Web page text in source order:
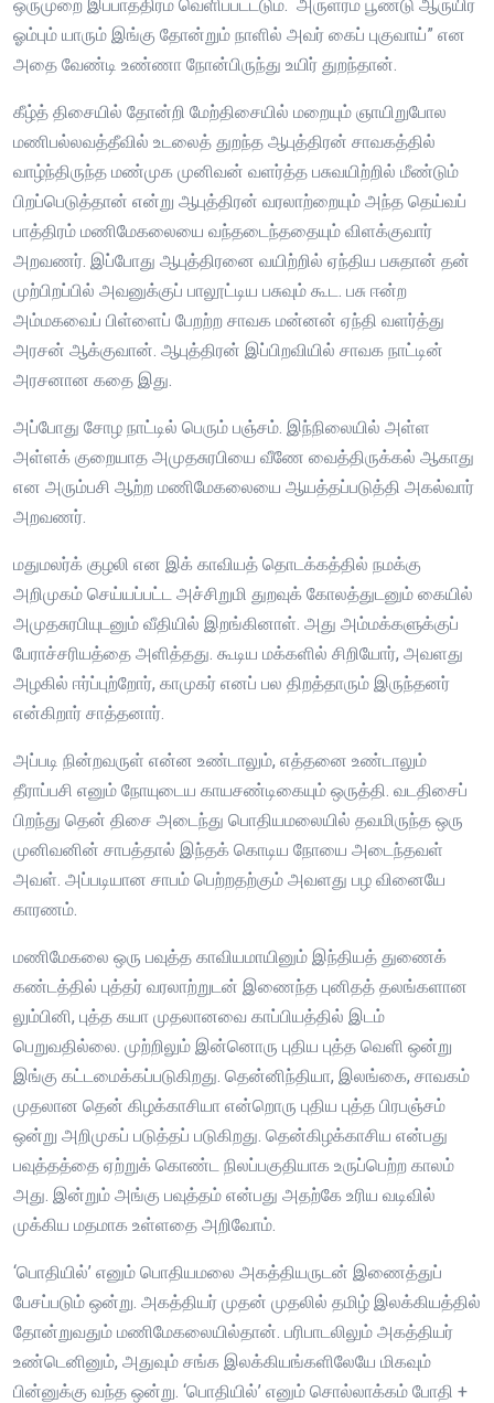
ஒருமுறை இப்பாத்திரம் வெளிப்படட்டும். அருளரம் பூண்டு ஆருயிர்
ஓம்பும் யாரும் இங்கு தோன்றும் நாளில் அவர் கைப் புகுவாய்” என
அதை வேண்டி உண்ணா நோன்பிருந்து உயிர் துறந்தான்.
கீழ்த் திசையில் தோன்றி மேற்திசையில் மறையும் ஞாயிறுபோல
மணிபல்லவத்தீவில் உடலைத் துறந்த ஆபுத்திரன் சாவகத்தில்
வாழ்ந்திருந்த மண்முக முனிவன் வளர்த்த பசுவயிற்றில் மீண்டும்
பிறப்பெடுத்தான் என்று ஆபுத்திரன் வரலாற்றையும் அந்த தெய்வப்
பாத்திரம் மணிமேகலையை வந்தடைந்ததையும் விளக்குவார்
அறவணர். இப்போது ஆபுத்திரனை வயிற்றில் ஏந்திய பசுதான் தன்
முற்பிறப்பில் அவனுக்குப் பாலூட்டிய பசுவும் கூட. பசு ஈன்ற
அம்மகவைப் பிள்ளைப் பேறற்ற சாவக மன்னன் ஏந்தி வளர்த்து
அரசன் ஆக்குவான். ஆபுத்திரன் இப்பிறவியில் சாவக நாட்டின்
அரசனான கதை இது.
அப்போது சோழ நாட்டில் பெரும் பஞ்சம். இந்நிலையில் அள்ள
அள்ளக் குறையாத அமுதசுரபியை வீணே வைத்திருக்கல் ஆகாது
என அரும்பசி ஆற்ற மணிமேகலையை ஆயத்தப்படுத்தி அகல்வார்
அறவணர்.
மதுமலர்க் குழலி என இக் காவியத் தொடக்கத்தில் நமக்கு
அறிமுகம் செய்யப்பட்ட அச்சிறுமி துறவுக் கோலத்துடனும் கையில்
அமுதசுரபியுடனும் வீதியில் இறங்கினாள். அது அம்மக்களுக்குப்
பேராச்சரியத்தை அளித்தது. கூடிய மக்களில் சிறியோர், அவளது
அழகில் ஈர்ப்புற்றோர், காமுகர் எனப் பல திறத்தாரும் இருந்தனர்
என்கிறார் சாத்தனார்.
அப்படி நின்றவருள் என்ன உண்டாலும், எத்தனை உண்டாலும்
தீராப்பசி எனும் நோயுடைய காயசண்டிகையும் ஒருத்தி. வடதிசைப்
பிறந்து தென் திசை அடைந்து பொதியமலையில் தவமிருந்த ஒரு
முனிவனின் சாபத்தால் இந்தக் கொடிய நோயை அடைந்தவள்
அவள். அப்படியான சாபம் பெற்றதற்கும் அவளது பழ வினையே
காரணம்.
மணிமேகலை ஒரு பவுத்த காவியமாயினும் இந்தியத் துணைக்
கண்டத்தில் புத்தர் வரலாற்றுடன் இணைந்த புனிதத் தலங்களான
லும்பினி, புத்த கயா முதலானவை காப்பியத்தில் இடம்
பெறுவதில்லை. முற்றிலும் இன்னொரு புதிய புத்த வெளி ஒன்று
இங்கு கட்டமைக்கப்படுகிறது. தென்னிந்தியா, இலங்கை, சாவகம்
முதலான தென் கிழக்காசியா என்றொரு புதிய புத்த பிரபஞ்சம்
ஒன்று அறிமுகப் படுத்தப் படுகிறது. தென்கிழக்காசிய என்பது
பவுத்தத்தை ஏற்றுக் கொண்ட நிலப்பகுதியாக உருப்பெற்ற காலம்
அது. இன்றும் அங்கு பவுத்தம் என்பது அதற்கே உரிய வடிவில்
முக்கிய மதமாக உள்ளதை அறிவோம்.
‘பொதியில்’ எனும் பொதியமலை அகத்தியருடன் இணைத்துப்
பேசப்படும் ஒன்று. அகத்தியர் முதன் முதலில் தமிழ் இலக்கியத்தில்
தோன்றுவதும் மணிமேகலையில்தான். பரிபாடலிலும் அகத்தியர்
உண்டெனினும், அதுவும் சங்க இலக்கியங்களிலேயே மிகவும்
பின்னுக்கு வந்த ஒன்று. ‘பொதியில்’ எனும் சொல்லாக்கம் போதி +